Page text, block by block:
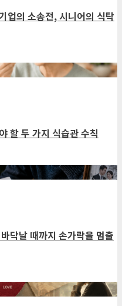
업의 소송전, 시니어의 식탁
할 두 가지 식습관 수칙
닥날 때까지 손가락을 멈출